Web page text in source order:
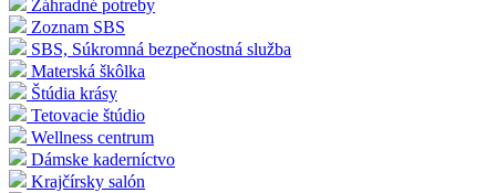
Záhradné potreby
Zoznam SBS
SBS, Súkromná bezpečnostná služba
Materská škôlka
Štúdia krásy
Tetovacie štúdio
Wellness centrum
Dámske kaderníctvo
Krajčírsky salón